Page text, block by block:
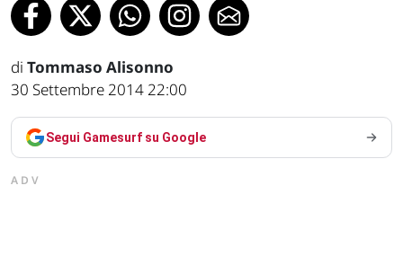
di Tommaso Alisonno
30 Settembre 2014 22:00
Segui Gamesurf su Google
ADV